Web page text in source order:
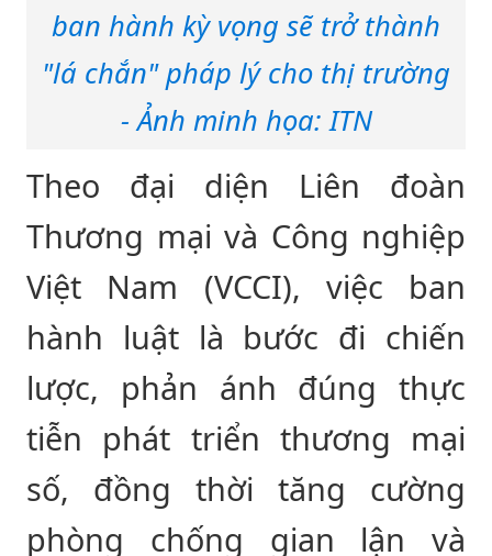
ban hành kỳ vọng sẽ trở thành
"lá chắn" pháp lý cho thị trường
- Ảnh minh họa: ITN
Theo đại diện Liên đoàn
Thương mại và Công nghiệp
Việt Nam (VCCI), việc ban
hành luật là bước đi chiến
lược, phản ánh đúng thực
tiễn phát triển thương mại
số, đồng thời tăng cường
phòng chống gian lận và